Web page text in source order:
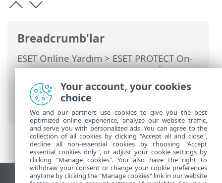
Breadcrumb'lar
ESET Online Yardım > ESET PROTECT On-
Prem>ESET PROTECT On-Prem Ürününü
Kullanma
>ESET PROTECT On-Prem Ana
Menü> İlkeler> Geçersiz kılma modu
nasıl kullanılır?
Your account, your cookies
choice
We and our partners use cookies to give you the best
optimized online experience, analyze our website traffic,
and serve you with personalized ads. You can agree to the
collection of all cookies by clicking "Accept all and close",
decline all non-essential cookies by choosing "Accept
essential cookies only", or adjust your cookie settings by
clicking "Manage cookies". You also have the right to
withdraw your consent or change your cookie preferences
anytime by clicking the "Manage cookies" link in our website